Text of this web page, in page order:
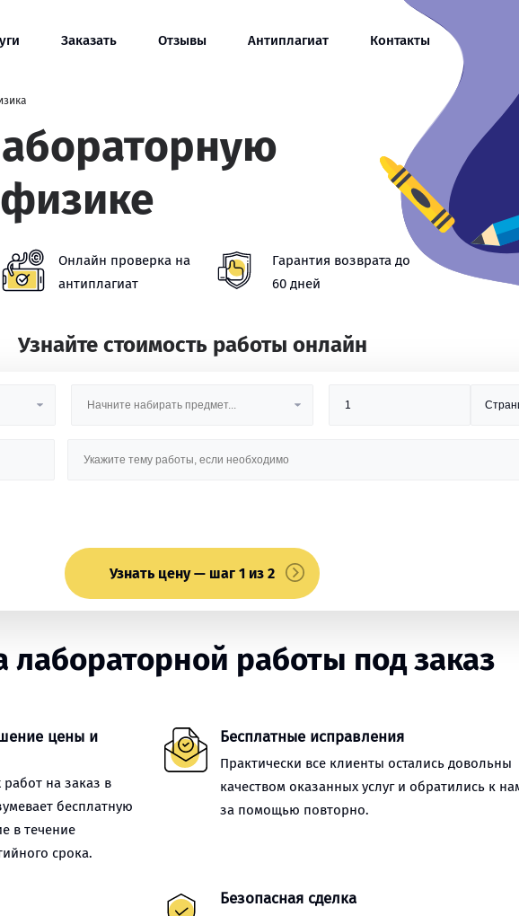
Заказать Отзывы Антиплагиат Контакты
Онлайн проверка на
антиплагиат
Гарантия возврата до
60 дней
Узнайте стоимость работы онлайн
Узнать цену — шаг 1 из 2
работы под заказ
цены и
работ на заказ в
бесплатную
в течение
срока.
Бесплатные исправления
Практически все клиенты остались довольны
качеством оказанных услуг и обратились к
за помощью повторно.
Безопасная сделка